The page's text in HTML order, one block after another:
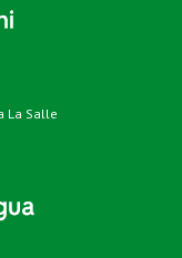
La Salle